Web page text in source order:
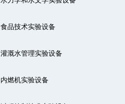
食品技术实验设备
灌溉水管理实验设备
内燃机实验设备